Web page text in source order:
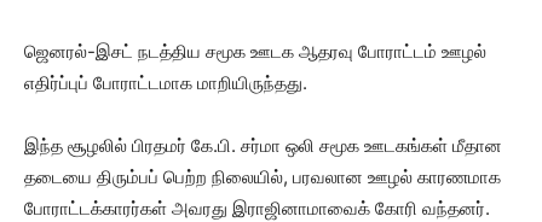
ஜெனரல்-இசட் நடத்திய சமூக ஊடக ஆதரவு போராட்டம் ஊழல்
எதிர்ப்புப் போராட்டமாக மாறியிருந்தது.
இந்த சூழலில் பிரதமர் கே.பி. சர்மா ஒலி சமூக ஊடகங்கள் மீதான
தடையை திரும்பப் பெற்ற நிலையில், பரவலான ஊழல் காரணமாக
போராட்டக்காரர்கள் அவரது இராஜினாமாவைக் கோரி வந்தனர்.